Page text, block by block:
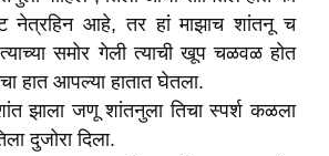
नेत्रहिन आहे, तर हां माझाच शांतनू च
समोर गेली त्याची खूप चळवळ होत
हात आपल्या हातात घेतला.
झाला जणू शांतनुला तिचा स्पर्श कळला
दुजोरा दिला.